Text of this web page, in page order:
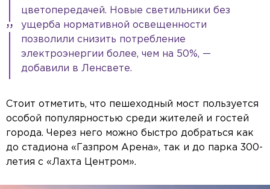
цветопередачей. Новые светильники без
ущерба нормативной освещенности
позволили снизить потребление
электроэнергии более, чем на 50%, —
добавили в Ленсвете.
Стоит отметить, что пешеходный мост пользуется
особой популярностью среди жителей и гостей
города. Через него можно быстро добраться как
до стадиона «Газпром Арена», так и до парка 300-
летия с «Лахта Центром».